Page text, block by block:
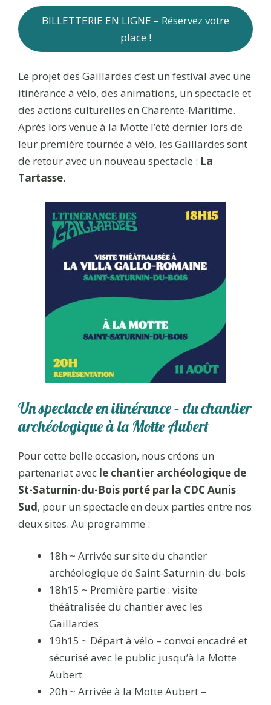
BILLETTERIE EN LIGNE – Réservez votre
place !
Le projet des Gaillardes c’est un festival avec une
itinérance à vélo, des animations, un spectacle et
des actions culturelles en Charente-Maritime.
Après lors venue à la Motte l’été dernier lors de
leur première tournée à vélo, les Gaillardes sont
de retour avec un nouveau spectacle : La
Tartasse.
Un spectacle en itinérance – du chantier
archéologique à la Motte Aubert
Pour cette belle occasion, nous créons un
partenariat avec le chantier archéologique de
St-Saturnin-du-Bois porté par la CDC Aunis
Sud, pour un spectacle en deux parties entre nos
deux sites. Au programme :
18h ~ Arrivée sur site du chantier
archéologique de Saint-Saturnin-du-bois
18h15 ~ Première partie : visite
théâtralisée du chantier avec les
Gaillardes
19h15 ~ Départ à vélo – convoi encadré et
sécurisé avec le public jusqu’à la Motte
Aubert
20h ~ Arrivée à la Motte Aubert –